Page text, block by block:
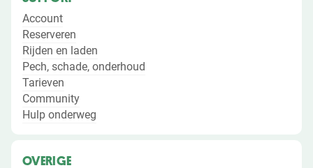
Account
Reserveren
Rijden en laden
Pech, schade, onderhoud
Tarieven
Community
Hulp onderweg
OVERIGE